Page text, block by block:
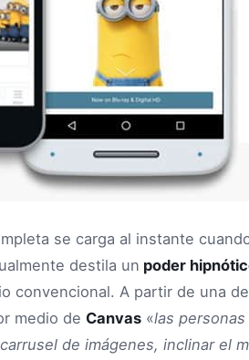
se carga al instante
destila un poder
convencional. A partir de una
medio de Canvas «las
de imágenes, inclinar el